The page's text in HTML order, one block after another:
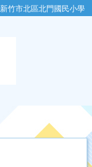
新竹市北區北門國民小學